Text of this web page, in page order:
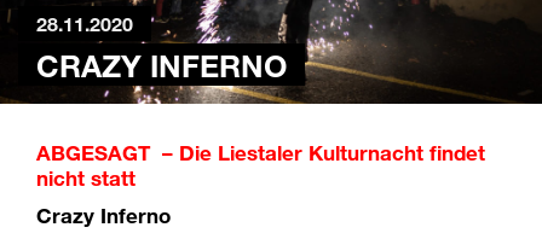
28.11.2020
CRAZY INFERNO
ABGESAGT – Die Liestaler Kulturnacht findet
nicht statt
Crazy Inferno